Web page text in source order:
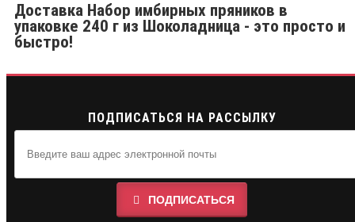
Доставка Набор имбирных пряников в
упаковке 240 г из Шоколадница - это просто и
быстро!
ПОДПИСАТЬСЯ НА РАССЫЛКУ
ПОДПИСАТЬСЯ